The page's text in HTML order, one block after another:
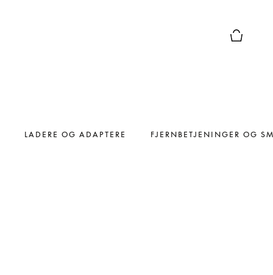
LADERE OG ADAPTERE FJERNBETJENINGER OG